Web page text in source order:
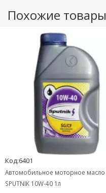
Похожие товары
Код:6401
Автомобильное моторное масло
SPUTNIK 10W-40 1л